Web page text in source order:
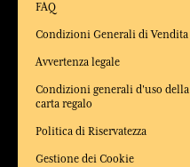
FAQ
Condizioni Generali di Vendita
Avvertenza legale
Condizioni generali d'uso della
carta regalo
Politica di Riservatezza
Gestione dei Cookie